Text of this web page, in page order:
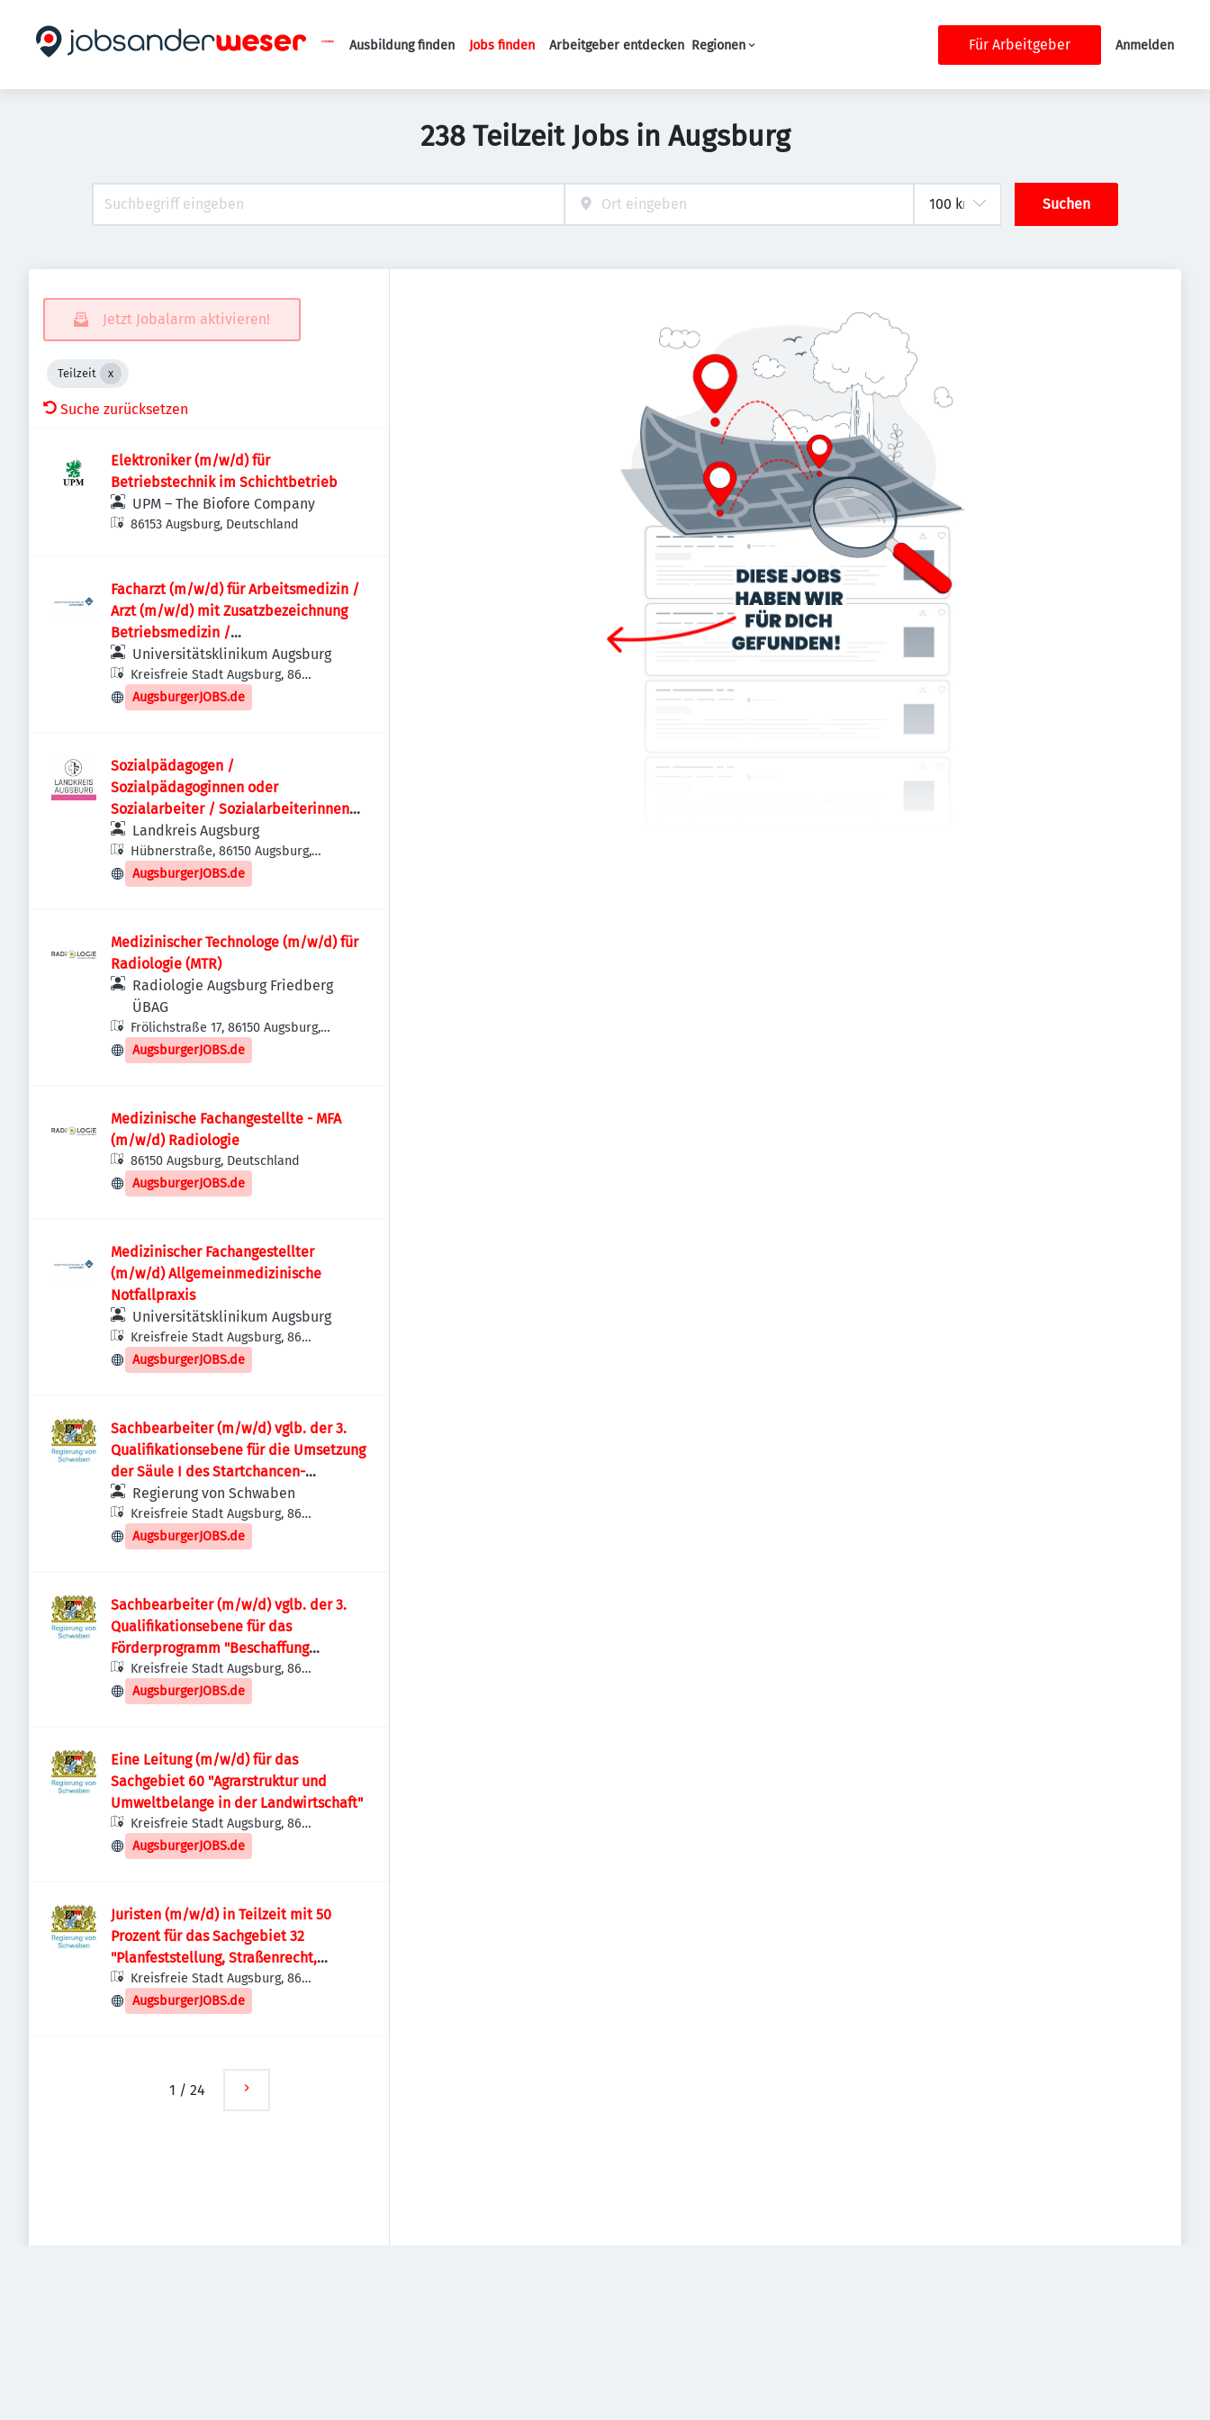
Haupt-Navigation
Ausbildung finden Jobs finden Arbeitgeber entdecken Regionen Für Arbeitgeber Anmelden
238 Teilzeit Jobs in Augsburg
Suchen
Jetzt Jobalarm aktivieren!
Teilzeit
Suche zurücksetzen
Elektroniker (m/w/d) für
Betriebstechnik im Schichtbetrieb
UPM – The Biofore Company
86153 Augsburg, Deutschland
Facharzt (m/w/d) für Arbeitsmedizin /
Arzt (m/w/d) mit Zusatzbezeichnung
Betriebsmedizin /
Weiterbildungsassistent (m/w/d)
Facharzt für Arbeitsmedizin
Universitätsklinikum Augsburg
Kreisfreie Stadt Augsburg, 86
Augsburg, Deutschland
AugsburgerJOBS.de
Sozialpädagogen /
Sozialpädagoginnen oder
Sozialarbeiter / Sozialarbeiterinnen
(m/w/d) Sozialer Dienst
Landkreis Augsburg
Hübnerstraße, 86150 Augsburg,
Deutschland
AugsburgerJOBS.de
Medizinischer Technologe (m/w/d) für
Radiologie (MTR)
Radiologie Augsburg Friedberg
ÜBAG
Frölichstraße 17, 86150 Augsburg,
Deutschland
AugsburgerJOBS.de
Medizinische Fachangestellte - MFA
(m/w/d) Radiologie
86150 Augsburg, Deutschland
AugsburgerJOBS.de
Medizinischer Fachangestellter
(m/w/d) Allgemeinmedizinische
Notfallpraxis
Universitätsklinikum Augsburg
Kreisfreie Stadt Augsburg, 86
Augsburg, Deutschland
AugsburgerJOBS.de
Sachbearbeiter (m/w/d) vglb. der 3.
Qualifikationsebene für die Umsetzung
der Säule I des Startchancen-
Förderprogramms
Regierung von Schwaben
Kreisfreie Stadt Augsburg, 86
Augsburg, Deutschland
AugsburgerJOBS.de
Sachbearbeiter (m/w/d) vglb. der 3.
Qualifikationsebene für das
Förderprogramm "Beschaffung
schulischer mobiler Endgeräte
(SchulMobE)"
Kreisfreie Stadt Augsburg, 86
Augsburg, Deutschland
AugsburgerJOBS.de
Eine Leitung (m/w/d) für das
Sachgebiet 60 "Agrarstruktur und
Umweltbelange in der Landwirtschaft"
Kreisfreie Stadt Augsburg, 86
Augsburg, Deutschland
AugsburgerJOBS.de
Juristen (m/w/d) in Teilzeit mit 50
Prozent für das Sachgebiet 32
"Planfeststellung, Straßenrecht,
Prozessvertretung"
Kreisfreie Stadt Augsburg, 86
Augsburg, Deutschland
AugsburgerJOBS.de
1 / 24